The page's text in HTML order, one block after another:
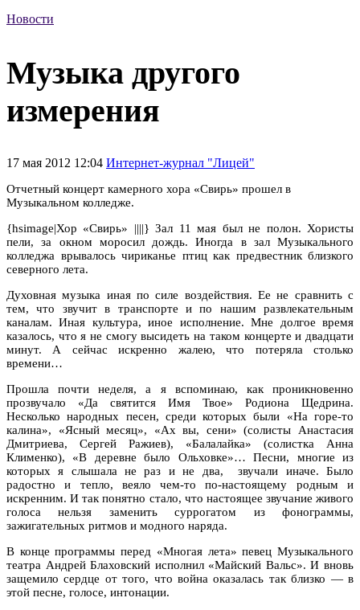
Новости
Музыка другого
измерения
17 мая 2012 12:04 Интернет-журнал "Лицей"
Отчетный концерт камерного хора «Свирь» прошел в
Музыкальном колледже.
{hsimage|Хор «Свирь» ||||} Зал 11 мая был не полон. Хористы
пели, за окном моросил дождь. Иногда в зал Музыкального
колледжа врывалось чириканье птиц как предвестник близкого
северного лета.
Духовная музыка иная по силе воздействия. Ее не сравнить с
тем, что звучит в транспорте и по нашим развлекательным
каналам. Иная культура, иное исполнение. Мне долгое время
казалось, что я не смогу высидеть на таком концерте и двадцати
минут. А сейчас искренно жалею, что потеряла столько
времени…
Прошла почти неделя, а я вспоминаю, как проникновенно
прозвучало «Да святится Имя Твое» Родиона Щедрина.
Несколько народных песен, среди которых были «На горе-то
калина», «Ясный месяц», «Ах вы, сени» (солисты Анастасия
Дмитриева, Сергей Ражиев), «Балалайка» (солистка Анна
Клименко), «В деревне было Ольховке»… Песни, многие из
которых я слышала не раз и не два, звучали иначе. Было
радостно и тепло, веяло чем-то по-настоящему родным и
искренним. И так понятно стало, что настоящее звучание живого
голоса нельзя заменить суррогатом из фонограммы,
зажигательных ритмов и модного наряда.
В конце программы перед «Многая лета» певец Музыкального
театра Андрей Блаховский исполнил «Майский Вальс». И вновь
защемило сердце от того, что война оказалась так близко — в
этой песне, голосе, интонации.